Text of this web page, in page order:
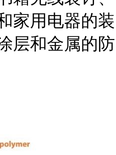
家用电器的装
层和金属的防